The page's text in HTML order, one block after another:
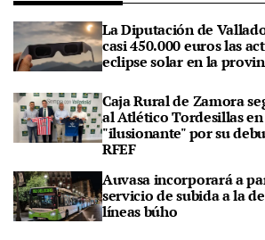
La Diputación de
casi 450.000 euros las
eclipse solar en la
Caja Rural de Zamora
al Atlético Tordesillas
"ilusionante" por su
RFEF
Auvasa incorporará a
servicio de subida a la
líneas búho